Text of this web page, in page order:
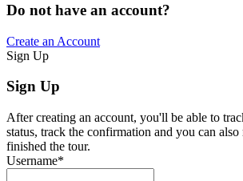
Do not have an account?
Create an Account
Sign Up
Sign Up
After creating an account, you'll be able to
status, track the confirmation and you can
finished the tour.
Username*